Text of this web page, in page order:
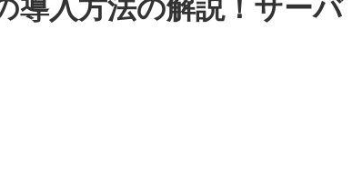
入方法の解説！サーバ